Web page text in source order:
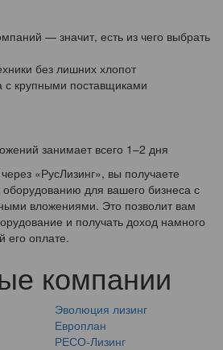
— значит, есть из чего выбрать
без лишних хлопот
с крупными поставщиками
занимает всего 1–2 дня
«РусЛизинг», вы получаете
оборудованию для вашего бизнеса с
вложениями. Это позволит вам
и получать доход намного
его оплате.
компании
Эволюция лизинг
Европлан
РЕСО-Лизинг